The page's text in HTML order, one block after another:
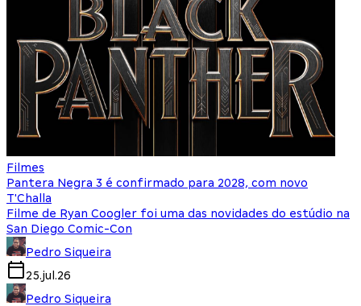
Filmes
Pantera Negra 3 é confirmado para 2028, com novo
T'Challa
Filme de Ryan Coogler foi uma das novidades do estúdio na
San Diego Comic-Con
Pedro Siqueira
25.jul.26
Pedro Siqueira